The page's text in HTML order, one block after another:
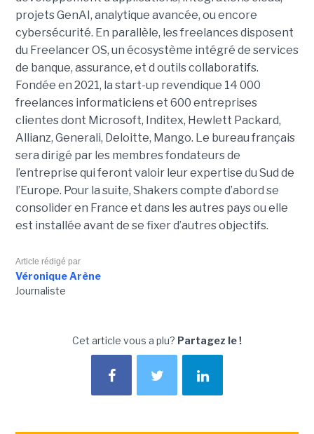
projets GenAI, analytique avancée, ou encore
cybersécurité. En parallèle, les freelances disposent
du Freelancer OS, un écosystème intégré de services
de banque, assurance, et d outils collaboratifs.
Fondée en 2021, la start-up revendique 14 000
freelances informaticiens et 600 entreprises
clientes dont Microsoft, Inditex, Hewlett Packard,
Allianz, Generali, Deloitte, Mango. Le bureau français
sera dirigé par les membres fondateurs de
l’entreprise qui feront valoir leur expertise du Sud de
l’Europe. Pour la suite, Shakers compte d’abord se
consolider en France et dans les autres pays ou elle
est installée avant de se fixer d’autres objectifs.
Article rédigé par
Véronique Arène
Journaliste
Cet article vous a plu? Partagez le !